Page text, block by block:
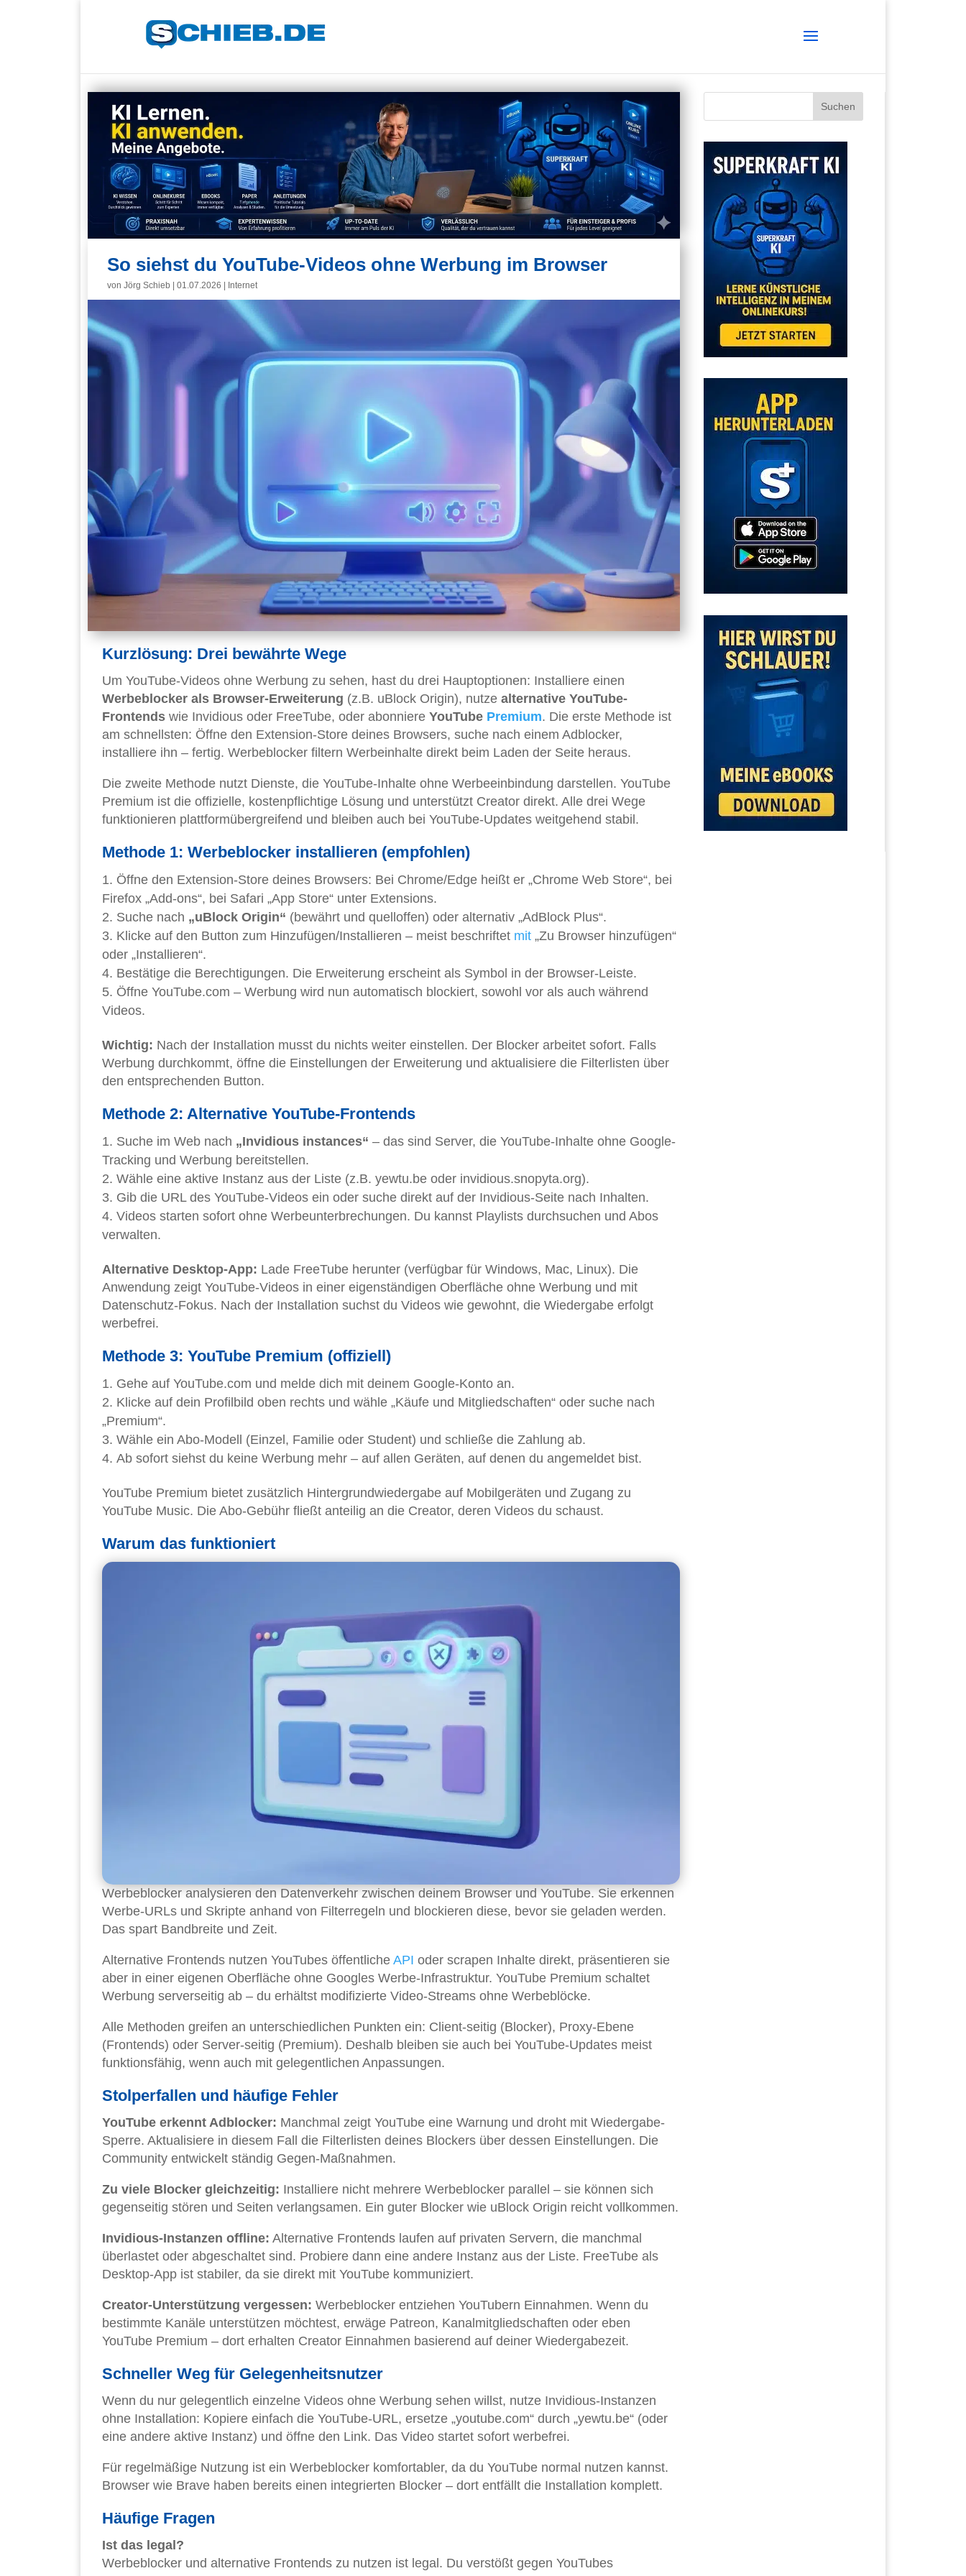
So siehst du YouTube-Videos ohne Werbung im Browser
von Jörg Schieb 01.07.2026 Internet
Kurzlösung: Drei bewährte Wege
Um YouTube-Videos ohne Werbung zu sehen, hast du drei Hauptoptionen: Installiere einen
Werbeblocker als Browser-Erweiterung (z.B. uBlock Origin), nutze alternative YouTube-
Frontends wie Invidious oder FreeTube, oder abonniere YouTube Premium. Die erste Methode ist
am schnellsten: Öffne den Extension-Store deines Browsers, suche nach einem Adblocker,
installiere ihn – fertig. Werbeblocker filtern Werbeinhalte direkt beim Laden der Seite heraus.
Die zweite Methode nutzt Dienste, die YouTube-Inhalte ohne Werbeeinbindung darstellen. YouTube
Premium ist die offizielle, kostenpflichtige Lösung und unterstützt Creator direkt. Alle drei Wege
funktionieren plattformübergreifend und bleiben auch bei YouTube-Updates weitgehend stabil.
Methode 1: Werbeblocker installieren (empfohlen)
Öffne den Extension-Store deines Browsers: Bei Chrome/Edge heißt er „Chrome Web Store“, bei
Firefox „Add-ons“, bei Safari „App Store“ unter Extensions.
Suche nach „uBlock Origin“ (bewährt und quelloffen) oder alternativ „AdBlock Plus“.
Klicke auf den Button zum Hinzufügen/Installieren – meist beschriftet mit „Zu Browser hinzufügen“
oder „Installieren“.
Bestätige die Berechtigungen. Die Erweiterung erscheint als Symbol in der Browser-Leiste.
Öffne YouTube.com – Werbung wird nun automatisch blockiert, sowohl vor als auch während
Videos.
Wichtig: Nach der Installation musst du nichts weiter einstellen. Der Blocker arbeitet sofort. Falls
Werbung durchkommt, öffne die Einstellungen der Erweiterung und aktualisiere die Filterlisten über
den entsprechenden Button.
Methode 2: Alternative YouTube-Frontends
Suche im Web nach „Invidious instances“ – das sind Server, die YouTube-Inhalte ohne Google-
Tracking und Werbung bereitstellen.
Wähle eine aktive Instanz aus der Liste (z.B. yewtu.be oder invidious.snopyta.org).
Gib die URL des YouTube-Videos ein oder suche direkt auf der Invidious-Seite nach Inhalten.
Videos starten sofort ohne Werbeunterbrechungen. Du kannst Playlists durchsuchen und Abos
verwalten.
Alternative Desktop-App: Lade FreeTube herunter (verfügbar für Windows, Mac, Linux). Die
Anwendung zeigt YouTube-Videos in einer eigenständigen Oberfläche ohne Werbung und mit
Datenschutz-Fokus. Nach der Installation suchst du Videos wie gewohnt, die Wiedergabe erfolgt
werbefrei.
Methode 3: YouTube Premium (offiziell)
Gehe auf YouTube.com und melde dich mit deinem Google-Konto an.
Klicke auf dein Profilbild oben rechts und wähle „Käufe und Mitgliedschaften“ oder suche nach
„Premium“.
Wähle ein Abo-Modell (Einzel, Familie oder Student) und schließe die Zahlung ab.
Ab sofort siehst du keine Werbung mehr – auf allen Geräten, auf denen du angemeldet bist.
YouTube Premium bietet zusätzlich Hintergrundwiedergabe auf Mobilgeräten und Zugang zu
YouTube Music. Die Abo-Gebühr fließt anteilig an die Creator, deren Videos du schaust.
Warum das funktioniert
Werbeblocker analysieren den Datenverkehr zwischen deinem Browser und YouTube. Sie erkennen
Werbe-URLs und Skripte anhand von Filterregeln und blockieren diese, bevor sie geladen werden.
Das spart Bandbreite und Zeit.
Alternative Frontends nutzen YouTubes öffentliche API oder scrapen Inhalte direkt, präsentieren sie
aber in einer eigenen Oberfläche ohne Googles Werbe-Infrastruktur. YouTube Premium schaltet
Werbung serverseitig ab – du erhältst modifizierte Video-Streams ohne Werbeblöcke.
Alle Methoden greifen an unterschiedlichen Punkten ein: Client-seitig (Blocker), Proxy-Ebene
(Frontends) oder Server-seitig (Premium). Deshalb bleiben sie auch bei YouTube-Updates meist
funktionsfähig, wenn auch mit gelegentlichen Anpassungen.
Stolperfallen und häufige Fehler
YouTube erkennt Adblocker: Manchmal zeigt YouTube eine Warnung und droht mit Wiedergabe-
Sperre. Aktualisiere in diesem Fall die Filterlisten deines Blockers über dessen Einstellungen. Die
Community entwickelt ständig Gegen-Maßnahmen.
Zu viele Blocker gleichzeitig: Installiere nicht mehrere Werbeblocker parallel – sie können sich
gegenseitig stören und Seiten verlangsamen. Ein guter Blocker wie uBlock Origin reicht vollkommen.
Invidious-Instanzen offline: Alternative Frontends laufen auf privaten Servern, die manchmal
überlastet oder abgeschaltet sind. Probiere dann eine andere Instanz aus der Liste. FreeTube als
Desktop-App ist stabiler, da sie direkt mit YouTube kommuniziert.
Creator-Unterstützung vergessen: Werbeblocker entziehen YouTubern Einnahmen. Wenn du
bestimmte Kanäle unterstützen möchtest, erwäge Patreon, Kanalmitgliedschaften oder eben
YouTube Premium – dort erhalten Creator Einnahmen basierend auf deiner Wiedergabezeit.
Schneller Weg für Gelegenheitsnutzer
Wenn du nur gelegentlich einzelne Videos ohne Werbung sehen willst, nutze Invidious-Instanzen
ohne Installation: Kopiere einfach die YouTube-URL, ersetze „youtube.com“ durch „yewtu.be“ (oder
eine andere aktive Instanz) und öffne den Link. Das Video startet sofort werbefrei.
Für regelmäßige Nutzung ist ein Werbeblocker komfortabler, da du YouTube normal nutzen kannst.
Browser wie Brave haben bereits einen integrierten Blocker – dort entfällt die Installation komplett.
Häufige Fragen
Ist das legal?
Werbeblocker und alternative Frontends zu nutzen ist legal. Du verstößt gegen YouTubes